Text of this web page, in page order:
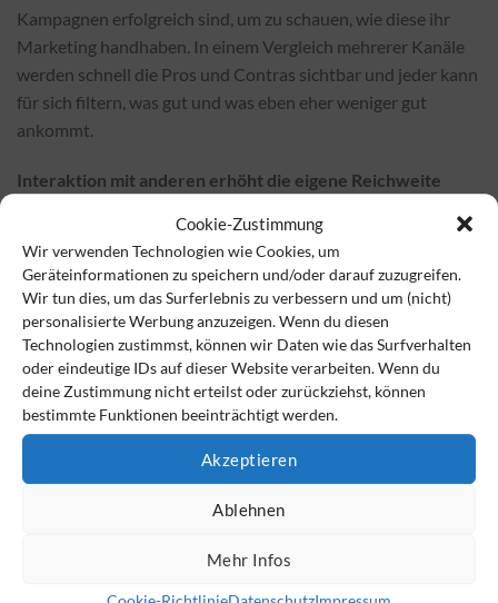
Cookie-Zustimmung
Wir verwenden Technologien wie Cookies, um
Geräteinformationen zu speichern und/oder darauf zuzugreifen.
Wir tun dies, um das Surferlebnis zu verbessern und um (nicht)
personalisierte Werbung anzuzeigen. Wenn du diesen
Technologien zustimmst, können wir Daten wie das Surfverhalten
oder eindeutige IDs auf dieser Website verarbeiten. Wenn du
deine Zustimmung nicht erteilst oder zurückziehst, können
bestimmte Funktionen beeinträchtigt werden.
Akzeptieren
Ablehnen
Mehr Infos
Kampagnen erfolgreich sind, um zu schauen, wie diese ihr
Marketing handhaben. In einem Vergleich mehrerer Kanäle
werden schnell die Pros und Contras sichtbar und jeder kann
für sich filtern, was gut und was eben eher weniger gut
ankommt.
Interaktion mit anderen erhöht die eigene Reichweite
Reichweite zu erlangen funktioniert nicht nur über das
Posten eigener Beiträge, sondern auch durch die Interaktion
mit anderen. Das heißt: Auf andere Beiträge reagieren. Liken,
auch wenn man nur die Firma kennt oder selbst wenn einem
der Beitrag nicht interessiert. Liest man einen interessanten
Beitrag, ist es immer zu empfehlen, auch etwas dazu zu
kommentieren. Beiträge, in denen man markiert, erwähnt
oder gar verlinkt wurde, immer generell liken und sich per
Kommentar bedanken. Dies ist gerade auch in der Welt von
Social Media eine Sache der Wertschätzung und des
Respekts. Falls es auf der Plattform möglich ist, sollte man